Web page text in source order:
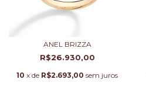
ANEL BRIZZA
R$26.930,00
10 x de R$2.693,00 sem juros